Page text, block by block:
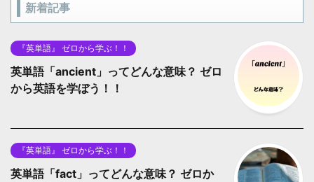
新着記事
『英単語』 ゼロから学ぶ！！
英単語「ancient」ってどんな意味？ ゼロ
から英語を学ぼう！！
『英単語』 ゼロから学ぶ！！
英単語「fact」ってどんな意味？ ゼロか